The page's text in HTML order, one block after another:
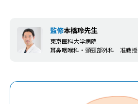
監修本橋玲先生
東京医科大学病院
耳鼻咽喉科・頭頸部外科 准教授